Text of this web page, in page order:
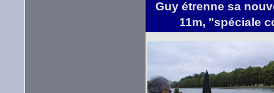
Guy étrenne sa
11m, "spéciale